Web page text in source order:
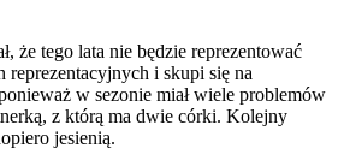
że tego lata nie będzie reprezentować
reprezentacyjnych i skupi się na
w sezonie miał wiele problemów
z którą ma dwie córki. Kolejny
jesienią.